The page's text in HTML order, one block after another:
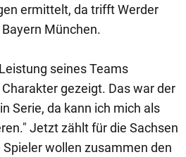
ermittelt, da trifft Werder
München.
seines Teams
gezeigt. Das war der
Serie, da kann ich mich als
Jetzt zählt für die Sachsen
Spieler wollen zusammen den